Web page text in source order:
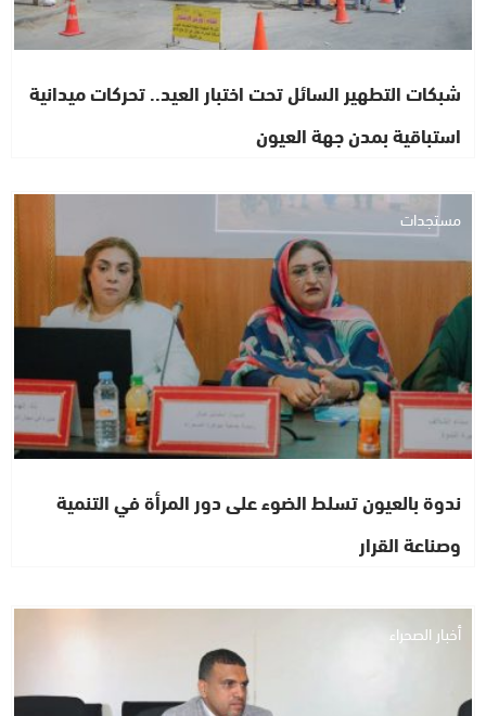
شبكات التطهير السائل تحت اختبار العيد.. تحركات ميدانية
استباقية بمدن جهة العيون
مستجدات
ندوة بالعيون تسلط الضوء على دور المرأة في التنمية
وصناعة القرار
أخبار الصحراء